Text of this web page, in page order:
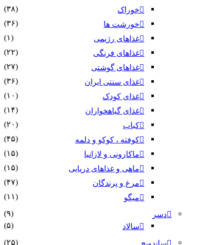
خوراک
(۳۸)
خورشت ها
(۳۶)
غذاهای رژیمی
(۱)
غذاهای فرنگی
(۲۲)
غذاهای گوشتی
(۲۷)
غذای سنتی ایران
(۳۶)
غذای کودک
(۱۰)
غذای گیاهخواران
(۱۴)
کباب
(۲۰)
کوفته ، کوکو و دلمه
(۴۵)
ماکارونی و لازانیا
(۱۵)
ماهی و غذاهای دریایی
(۱۵)
مرغ و پرندگان
(۴۷)
میگو
(۱۱)
دسر
(۹)
سالاد
(۵)
ساندویچ (۲۵)